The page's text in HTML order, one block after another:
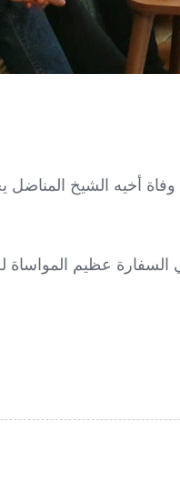
أخيه الشيخ المناضل
عظيم المواساة